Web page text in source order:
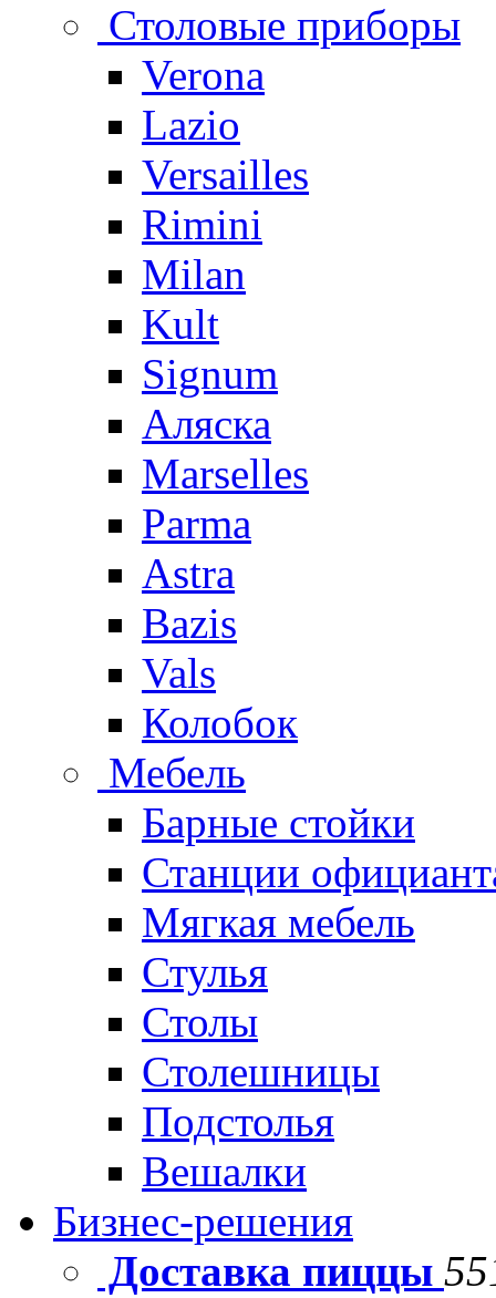
Столовые приборы
Verona
Lazio
Versailles
Rimini
Milan
Kult
Signum
Аляска
Marselles
Parma
Astra
Bazis
Vals
Колобок
Мебель
Барные стойки
Станции
Мягкая мебель
Стулья
Столы
Столешницы
Подстолья
Вешалки
Бизнес-решения
Доставка пиццы